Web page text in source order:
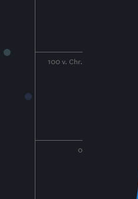
100 v. Chr.
0